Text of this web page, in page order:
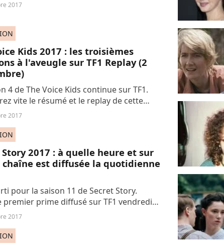
2017
Kids 2017 : les troisièmes
à l'aveugle sur TF1 Replay (2
4 de The Voice Kids continue sur TF1.
vite le résumé et le replay de cette
soirée des auditions à l'aveugle.
2017
Story 2017 : à quelle heure et sur
est diffusée la quotidienne
pour la saison 11 de Secret Story.
premier prime diffusé sur TF1 vendredi
découvrez sur quelle chaîne et à
la quotidienne de la télé-réalité...
2017